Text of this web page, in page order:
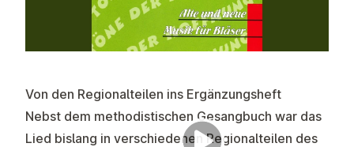
Von den Regionalteilen ins Ergänzungsheft
Nebst dem methodistischen Gesangbuch war das
Lied bislang in verschiedenen Regionalteilen des